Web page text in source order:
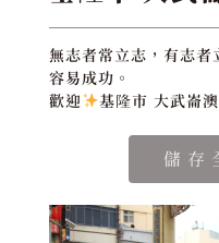
無志者常立志，有志者
容易成功。
歡迎
基隆市 大武崙
儲存